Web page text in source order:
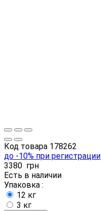
Код товара 178262
до -10% при регистрации
3380 грн
Есть в наличии
Упаковка :
12 кг
3 кг